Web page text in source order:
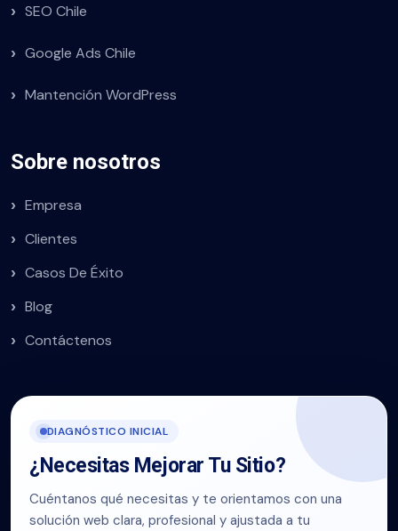
SEO Chile
Google Ads Chile
Mantención WordPress
Sobre nosotros
Empresa
Clientes
Casos De Éxito
Blog
Contáctenos
DIAGNÓSTICO INICIAL
¿Necesitas Mejorar Tu Sitio?
Cuéntanos qué necesitas y te orientamos con una
solución web clara, profesional y ajustada a tu